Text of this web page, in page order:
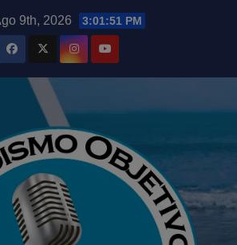
9th, 2026 3:01:52 PM
modal-check